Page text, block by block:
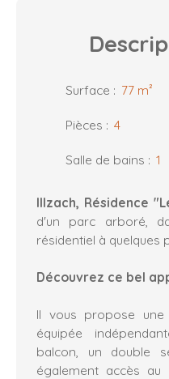
Surface : 77 m²
Pièces : 4
Salle de bains : 1
Illzach, Résidence
d'un parc arboré,
résidentiel à quelques
Découvrez ce bel
Il vous propose une
équipée
balcon, un double
également accès